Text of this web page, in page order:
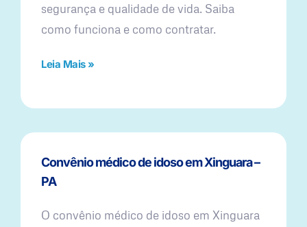
segurança e qualidade de vida. Saiba
como funciona e como contratar.
Leia Mais »
Convênio médico de idoso em Xinguara –
PA
O convênio médico de idoso em Xinguara